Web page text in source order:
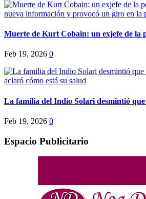
Muerte de Kurt Cobain: un exjefe de la
Feb 19, 2026 0
La familia del Indio Solari desmintió que
Feb 19, 2026 0
Espacio Publicitario